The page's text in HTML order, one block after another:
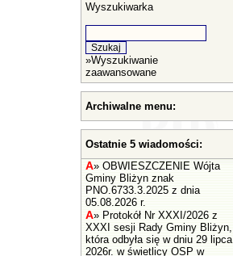
Wyszukiwarka
»Wyszukiwanie
zaawansowane
Archiwalne menu:
Ostatnie 5 wiadomości:
A» OBWIESZCZENIE Wójta
Gminy Bliżyn znak
PNO.6733.3.2025 z dnia
05.08.2026 r.
A» Protokół Nr XXXI/2026 z
XXXI sesji Rady Gminy Bliżyn,
która odbyła się w dniu 29 lipca
2026r. w świetlicy OSP w